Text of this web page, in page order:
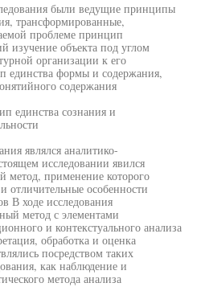
были ведущие принципы
трансформированные,
проблеме принцип
изучение объекта под углом
организации к его
формы и содержания,
содержания
единства сознания и
являлся аналитико-
исследовании явился
метод, применение которого
отличительные особенности
В ходе исследования
метод с элементами
и контекстуального анализа
обработка и оценка
посредством таких
как наблюдение и
метода анализа